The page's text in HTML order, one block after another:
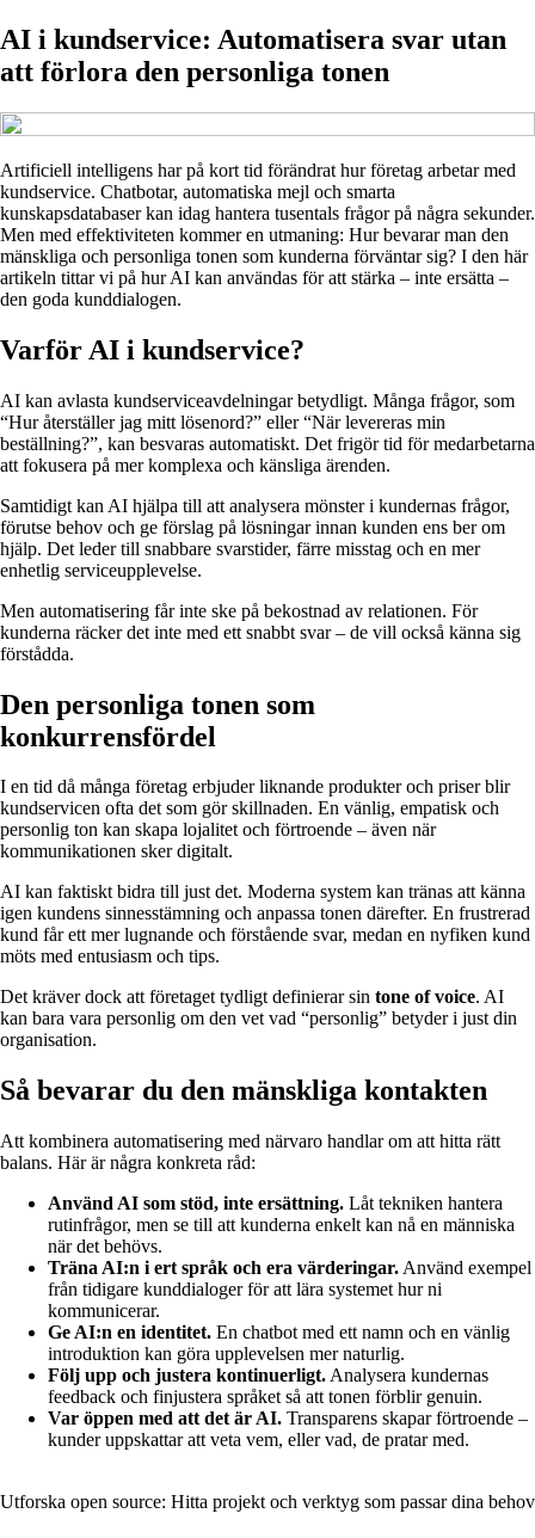
AI i kundservice: Automatisera svar utan
att förlora den personliga tonen
Artificiell intelligens har på kort tid förändrat hur företag arbetar med
kundservice. Chatbotar, automatiska mejl och smarta
kunskapsdatabaser kan idag hantera tusentals frågor på några sekunder.
Men med effektiviteten kommer en utmaning: Hur bevarar man den
mänskliga och personliga tonen som kunderna förväntar sig? I den här
artikeln tittar vi på hur AI kan användas för att stärka – inte ersätta –
den goda kunddialogen.
Varför AI i kundservice?
AI kan avlasta kundserviceavdelningar betydligt. Många frågor, som
“Hur återställer jag mitt lösenord?” eller “När levereras min
beställning?”, kan besvaras automatiskt. Det frigör tid för medarbetarna
att fokusera på mer komplexa och känsliga ärenden.
Samtidigt kan AI hjälpa till att analysera mönster i kundernas frågor,
förutse behov och ge förslag på lösningar innan kunden ens ber om
hjälp. Det leder till snabbare svarstider, färre misstag och en mer
enhetlig serviceupplevelse.
Men automatisering får inte ske på bekostnad av relationen. För
kunderna räcker det inte med ett snabbt svar – de vill också känna sig
förstådda.
Den personliga tonen som
konkurrensfördel
I en tid då många företag erbjuder liknande produkter och priser blir
kundservicen ofta det som gör skillnaden. En vänlig, empatisk och
personlig ton kan skapa lojalitet och förtroende – även när
kommunikationen sker digitalt.
AI kan faktiskt bidra till just det. Moderna system kan tränas att känna
igen kundens sinnesstämning och anpassa tonen därefter. En frustrerad
kund får ett mer lugnande och förstående svar, medan en nyfiken kund
möts med entusiasm och tips.
Det kräver dock att företaget tydligt definierar sin tone of voice. AI
kan bara vara personlig om den vet vad “personlig” betyder i just din
organisation.
Så bevarar du den mänskliga kontakten
Att kombinera automatisering med närvaro handlar om att hitta rätt
balans. Här är några konkreta råd:
Använd AI som stöd, inte ersättning. Låt tekniken hantera
rutinfrågor, men se till att kunderna enkelt kan nå en människa
när det behövs.
Träna AI:n i ert språk och era värderingar. Använd exempel
från tidigare kunddialoger för att lära systemet hur ni
kommunicerar.
Ge AI:n en identitet. En chatbot med ett namn och en vänlig
introduktion kan göra upplevelsen mer naturlig.
Följ upp och justera kontinuerligt. Analysera kundernas
feedback och finjustera språket så att tonen förblir genuin.
Var öppen med att det är AI. Transparens skapar förtroende –
kunder uppskattar att veta vem, eller vad, de pratar med.
Utforska open source: Hitta projekt och verktyg som passar dina behov